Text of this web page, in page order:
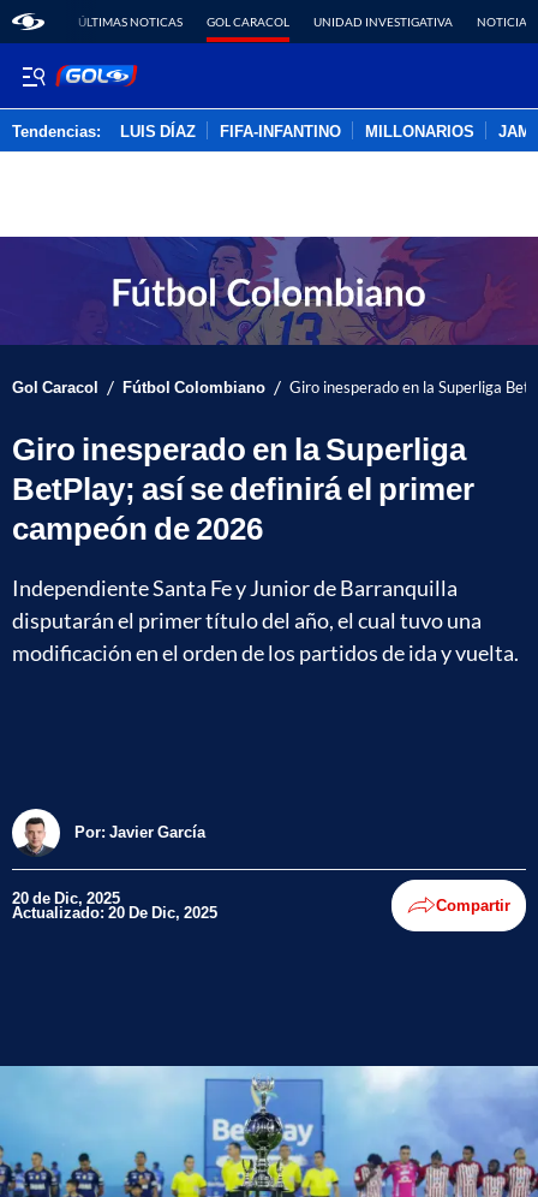
ÚLTIMAS NOTICAS GOL CARACOL UNIDAD INVESTIGATIVA NOTICIAS
Tendencias: LUIS DÍAZ FIFA-INFANTINO MILLONARIOS
Gol Caracol / Fútbol Colombiano / Giro inesperado en la Superliga
Giro inesperado en la Superliga
BetPlay; así se definirá el primer
campeón de 2026
Independiente Santa Fe y Junior de Barranquilla
disputarán el primer título del año, el cual tuvo una
modificación en el orden de los partidos de ida y vuelta.
Por: Javier García
20 de Dic, 2025
Actualizado: 20 De Dic, 2025 Compartir